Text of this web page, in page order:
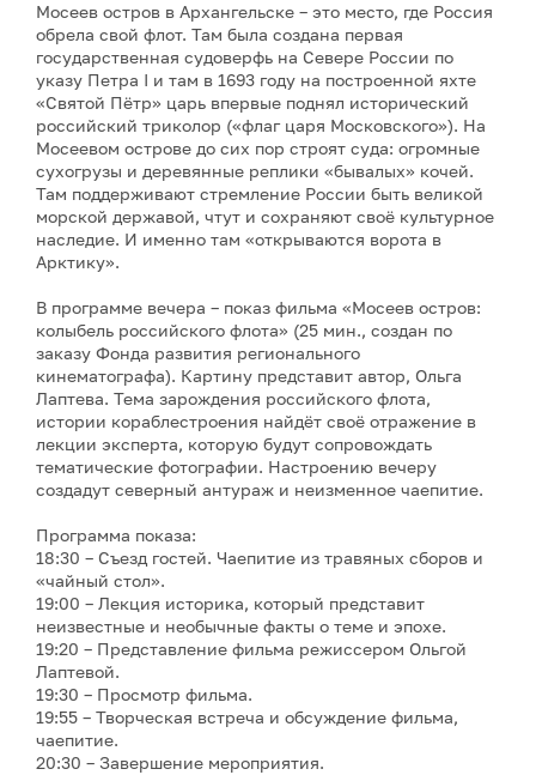
Мосеев остров в Архангельске – это место, где Россия
обрела свой флот. Там была создана первая
государственная судоверфь на Севере России по
указу Петра I и там в 1693 году на построенной яхте
«Святой Пётр» царь впервые поднял исторический
российский триколор («флаг царя Московского»). На
Мосеевом острове до сих пор строят суда: огромные
сухогрузы и деревянные реплики «бывалых» кочей.
Там поддерживают стремление России быть великой
морской державой, чтут и сохраняют своё культурное
наследие. И именно там «открываются ворота в
Арктику».
В программе вечера – показ фильма «Мосеев остров:
колыбель российского флота» (25 мин., создан по
заказу Фонда развития регионального
кинематографа). Картину представит автор, Ольга
Лаптева. Тема зарождения российского флота,
истории кораблестроения найдёт своё отражение в
лекции эксперта, которую будут сопровождать
тематические фотографии. Настроению вечеру
создадут северный антураж и неизменное чаепитие.
Программа показа:
18:30 – Съезд гостей. Чаепитие из травяных сборов и
«чайный стол».
19:00 – Лекция историка, который представит
неизвестные и необычные факты о теме и эпохе.
19:20 – Представление фильма режиссером Ольгой
Лаптевой.
19:30 – Просмотр фильма.
19:55 – Творческая встреча и обсуждение фильма,
чаепитие.
20:30 – Завершение мероприятия.